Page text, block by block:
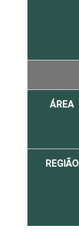
ÁREA
REGIÃO